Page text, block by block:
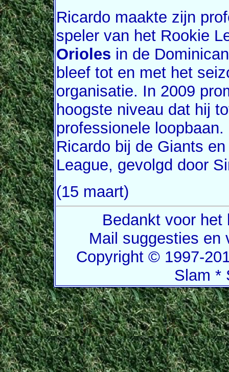
Ricardo maakte zijn
speler van het Rookie
Orioles in de
bleef tot en met het
organisatie. In 2009
hoogste niveau dat hij
professionele
Ricardo bij de Giants
League, gevolgd door
(15 maart)
Bedankt voor
Mail suggesties en
Copyright © 1997-
Slam *